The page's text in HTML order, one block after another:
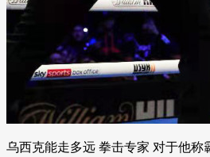
乌西克能走多远 拳击专家 对于他称